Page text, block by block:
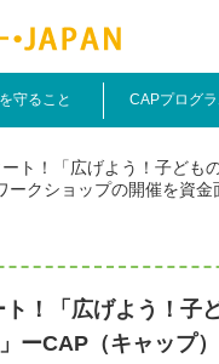
守ること CAPプログ
ト！「広げよう！子ども
ークショップの開催を資金
！「広げよう！子
ーCAP（キャップ